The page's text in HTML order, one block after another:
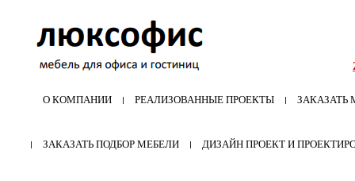
О КОМПАНИИ РЕАЛИЗОВАННЫЕ ПРОЕКТЫ ЗАКАЗАТЬ
ЗАКАЗАТЬ ПОДБОР МЕБЕЛИ ДИЗАЙН ПРОЕКТ И